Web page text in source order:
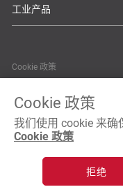
工业产品
Cookie 政策
私隐政策
条款及细则
© Copyright 2026 Maxell Asia,
Cookie 政策
我们使用 cookie 来确
Cookie 政策
拒绝